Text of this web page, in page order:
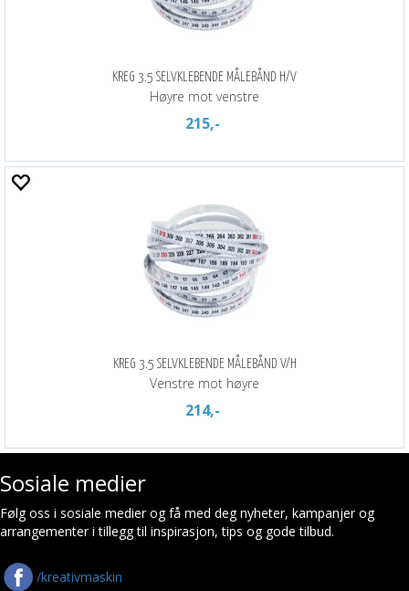
KREG 3.5 SELVKLEBENDE MÅLEBÅND H/V
Høyre mot venstre
215,-
KREG 3.5 SELVKLEBENDE MÅLEBÅND V/H
Venstre mot høyre
214,-
Sosiale medier
Følg oss i sosiale medier og få med deg nyheter, kampanjer og
arrangementer i tillegg til inspirasjon, tips og gode tilbud.
/kreativmaskin